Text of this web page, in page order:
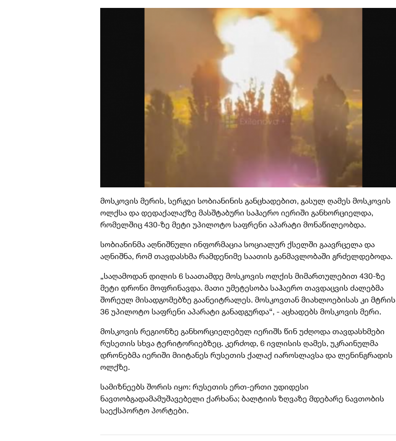
მოსკოვის მერის, სერგეი სობიანინის განცხადებით, გასულ ღამეს მოსკოვის
ოლქსა და დედაქალაქზე მასშტაბური საჰაერო იერიში განხორციელდა,
რომელშიც 430-ზე მეტი უპილოტო საფრენი აპარატი მონაწილეობდა.
სობიანინმა აღნიშნული ინფორმაცია სოციალურ ქსელში გაავრცელა და
აღნიშნა, რომ თავდასხმა რამდენიმე საათის განმავლობაში გრძელდებოდა.
„საღამოდან დილის 6 საათამდე მოსკოვის ოლქის მიმართულებით 430-ზე
მეტი დრონი მოფრინავდა. მათი უმეტესობა საჰაერო თავდაცვის ძალებმა
შორეულ მისადგომებზე გაანეიტრალეს. მოსკოვთან მიახლოებისას კი მტრის
36 უპილოტო საფრენი აპარატი განადგურდა“, - აცხადებს მოსკოვის მერი.
მოსკოვის რეგიონზე განხორციელებულ იერიშს წინ უძღოდა თავდასხმები
რუსეთის სხვა ტერიტორიებზეც. კერძოდ, 6 ივლისის ღამეს, უკრაინულმა
დრონებმა იერიში მიიტანეს რუსეთის ქალაქ იაროსლავსა და ლენინგრადის
ოლქზე.
სამიზნეებს შორის იყო: რუსეთის ერთ-ერთი უდიდესი
ნავთობგადამამუშავებელი ქარხანა; ბალტიის ზღვაზე მდებარე ნავთობის
საექსპორტო პორტები.